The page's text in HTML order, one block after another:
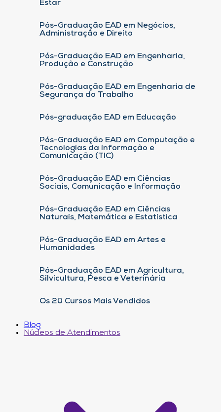
Estar
Pós-Graduação EAD em Negócios,
Administração e Direito
Pós-Graduação EAD em Engenharia,
Produção e Construção
Pós-Graduação EAD em Engenharia de
Segurança do Trabalho
Pós-graduação EAD em Educação
Pós-Graduação EAD em Computação e
Tecnologias da informação e
Comunicação (TIC)
Pós-Graduação EAD em Ciências
Sociais, Comunicação e Informação
Pós-Graduação EAD em Ciências
Naturais, Matemática e Estatística
Pós-Graduação EAD em Artes e
Humanidades
Pós-Graduação EAD em Agricultura,
Silvicultura, Pesca e Veterinária
Os 20 Cursos Mais Vendidos
Blog
Núcleos de Atendimentos